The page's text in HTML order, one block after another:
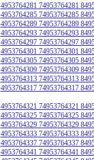
4953764281 74953764281
4953764285 74953764285
4953764289 74953764289
4953764293 74953764293
4953764297 74953764297
4953764301 74953764301
4953764305 74953764305
4953764309 74953764309
4953764313 74953764313
4953764317 74953764317
4953764321 74953764321
4953764325 74953764325
4953764329 74953764329
4953764333 74953764333
4953764337 74953764337
4953764341 74953764341